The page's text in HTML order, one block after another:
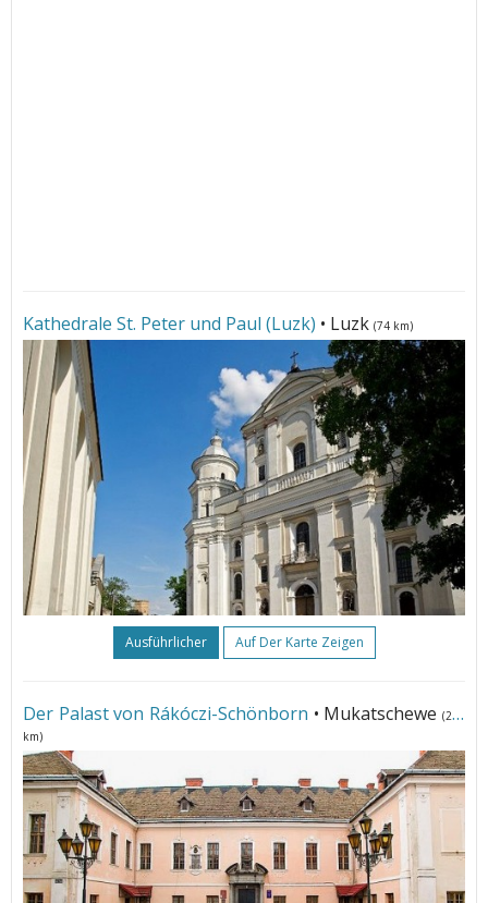
Kathedrale St. Peter und Paul (Luzk) • Luzk (74 km)
Ausführlicher Auf Der Karte Zeigen
Der Palast von Rákóczi-Schönborn • Mukatschewe(288
km)